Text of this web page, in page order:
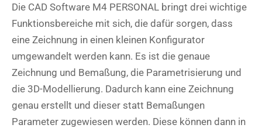
Die CAD Software M4 PERSONAL bringt drei wichtige
Funktionsbereiche mit sich, die dafür sorgen, dass
eine Zeichnung in einen kleinen Konfigurator
umgewandelt werden kann. Es ist die genaue
Zeichnung und Bemaßung, die Parametrisierung und
die 3D-Modellierung. Dadurch kann eine Zeichnung
genau erstellt und dieser statt Bemaßungen
Parameter zugewiesen werden. Diese können dann in